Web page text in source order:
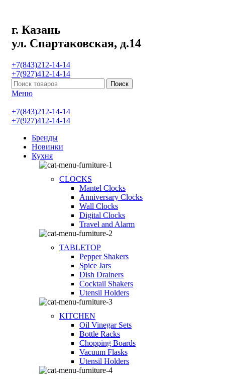
г. Казань
ул. Спартаковская, д.14
+7(843)212-14-14
+7(927)412-14-14
Поиск
Меню
+7(843)212-14-14
+7(927)412-14-14
Бренды
Новинки
Кухня
CLOCKS
Mantel Clocks
Anniversary Clocks
Wall Clocks
Digital Clocks
Travel and Alarm
TABLETOP
Pepper Shakers
Spice Jars
Dish Drainers
Сocktail Shakers
Utensil Holders
KITCHEN
Oil Vinegar Sets
Bottle Racks
Chopping Boards
Vacuum Flasks
Utensil Holders